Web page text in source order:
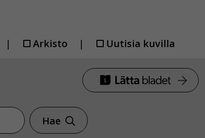
Arkisto Uutisia kuvilla
Hae